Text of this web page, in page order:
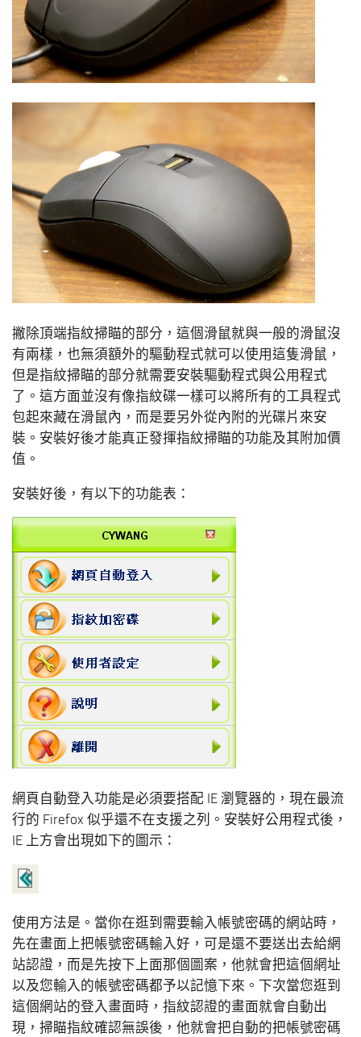
撇除頂端指紋掃瞄的部分，這個滑鼠就與一般的滑鼠沒
有兩樣，也無須額外的驅動程式就可以使用這隻滑鼠，
但是指紋掃瞄的部分就需要安裝驅動程式與公用程式
了。這方面並沒有像指紋碟一樣可以將所有的工具程式
包起來藏在滑鼠內，而是要另外從內附的光碟片來安
裝。安裝好後才能真正發揮指紋掃瞄的功能及其附加價
值。
安裝好後，有以下的功能表：
網頁自動登入功能是必須要搭配 IE 瀏覽器的，現在最流
行的 Firefox 似乎還不在支援之列。安裝好公用程式後，
IE 上方會出現如下的圖示：
使用方法是。當你在逛到需要輸入帳號密碼的網站時，
先在畫面上把帳號密碼輸入好，可是還不要送出去給網
站認證，而是先按下上面那個圖案，他就會把這個網址
以及您輸入的帳號密碼都予以記憶下來。下次當您逛到
這個網站的登入畫面時，指紋認證的畫面就會自動出
現，掃瞄指紋確認無誤後，他就會把自動的把帳號密碼